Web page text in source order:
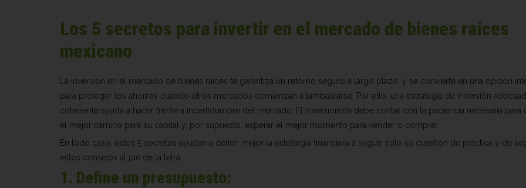
Los 5 secretos para invertir en el mercado de bienes raíces
mexicano
La inversión en el mercado de bienes raíces te garantiza un retorno seguro a largo plazo, y se convierte en una opción
para proteger los ahorros cuando otros mercados comienzan a tambalearse. Por ello, una estrategia de inversión
coherente ayuda a hacer frente a incertidumbre del mercado. El inversionista debe contar con la paciencia necesaria para
el mejor camino para su capital y, por supuesto, esperar el mejor momento para vender o comprar.
En todo caso, estos 5 secretos ayudan a definir mejor la estrategia financiera a seguir, solo es cuestión de práctica y de
estos consejos al pie de la letra:
1. Define un presupuesto: